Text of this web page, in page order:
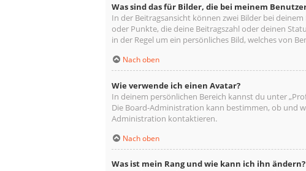
Was sind das für Bilder, die bei meinem
In der Beitragsansicht können zwei Bilder bei
oder Punkte, die deine Beitragszahl oder deinen
in der Regel um ein persönliches Bild, welches von
Nach oben
Wie verwende ich einen Avatar?
In deinem persönlichen Bereich kannst du unter
Die Board-Administration kann bestimmen, ob und
Administration kontaktieren.
Nach oben
Was ist mein Rang und wie kann ich ihn ändern?